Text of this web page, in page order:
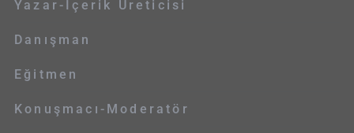
Yazar-İçerik Üreticisi
Danışman
Eğitmen
Konuşmacı-Moderatör